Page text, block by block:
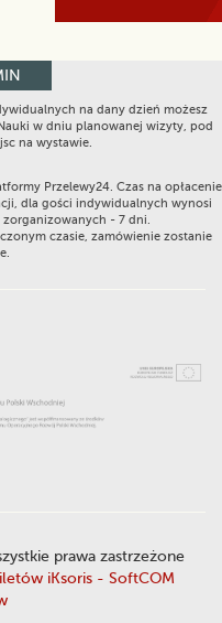
na dany dzień możesz
w dniu planowanej wizyty, pod
na wystawie.
Przelewy24. Czas na opłacenie
dla gości indywidualnych wynosi
zorganizowanych - 7 dni.
czasie, zamówienie zostanie
prawa zastrzeżone
iKsoris - SoftCOM